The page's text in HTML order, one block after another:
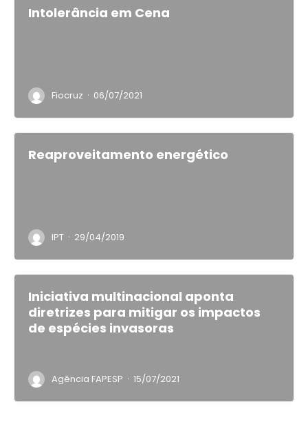
Intolerância em Cena
Fiocruz · 06/07/2021
Reaproveitamento energético
IPT · 29/04/2019
Iniciativa multinacional aponta
diretrizes para mitigar os impactos
de espécies invasoras
Agência FAPESP · 15/07/2021